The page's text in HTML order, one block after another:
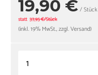
19,90 € / Stück
statt 37,95 €/Stück
(inkl. 19% MwSt., zzgl. Versand)